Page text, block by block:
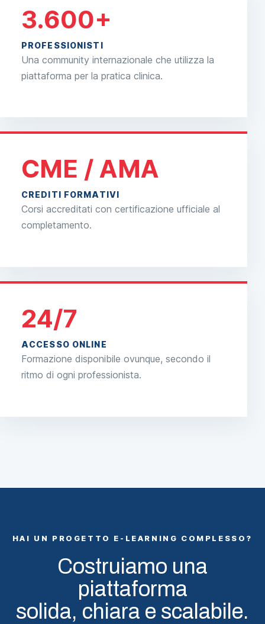
3.600+
PROFESSIONISTI
Una community internazionale che utilizza la
piattaforma per la pratica clinica.
CME / AMA
CREDITI FORMATIVI
Corsi accreditati con certificazione ufficiale al
completamento.
24/7
ACCESSO ONLINE
Formazione disponibile ovunque, secondo il
ritmo di ogni professionista.
HAI UN PROGETTO E-LEARNING COMPLESSO?
Costruiamo una
piattaforma
solida, chiara e scalabile.